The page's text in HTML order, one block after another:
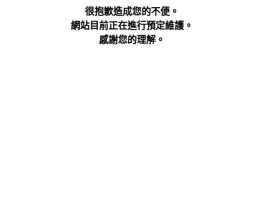
很抱歉造成您的不便。
網站目前正在進行預定維護。
感謝您的理解。